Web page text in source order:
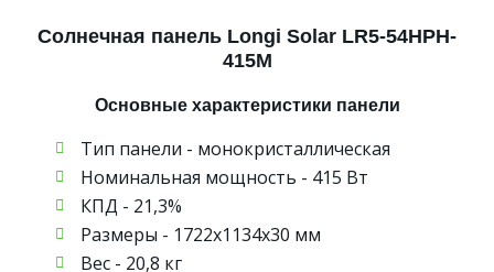
Солнечная панель Longi Solar LR5-54HPH-
415M
Основные характеристики панели
Тип панели - монокристаллическая
Номинальная мощность - 415 Вт
КПД - 21,3%
Размеры - 1722х1134х30 мм
Вес - 20,8 кг